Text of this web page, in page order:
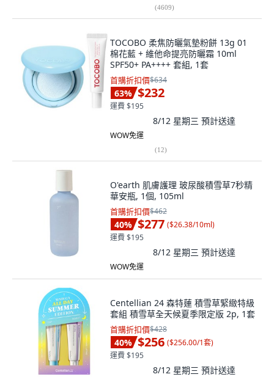
(4609)
TOCOBO 柔焦防曬氣墊粉餅 13g 01
棉花藍 + 維他命提亮防曬霜 10ml
SPF50+ PA++++ 套組, 1套
首購折扣價$634
63% $232
運費 $195
8/12 星期三 預計送達
WOW免運
(12)
O'earth 肌膚護理 玻尿酸積雪草7秒精
華安瓶, 1個, 105ml
首購折扣價$462
40% $277 ($26.38/10ml)
運費 $195
8/12 星期三 預計送達
WOW免運
Centellian 24 森特蓮 積雪草緊緻特級
套組 積雪草全天候夏季限定版 2p, 1套
首購折扣價$428
40% $256 ($256.00/1套)
運費 $195
8/12 星期三 預計送達